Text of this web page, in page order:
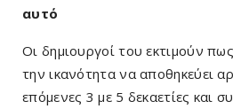
αυτό
Οι δημιουργοί του εκτιμούν
την ικανότητα να αποθηκεύει
επόμενες 3 με 5 δεκαετίες και